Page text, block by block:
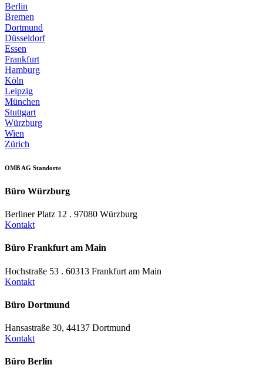
Berlin
Bremen
Dortmund
Düsseldorf
Essen
Frankfurt
Hamburg
Köln
Leipzig
München
Stuttgart
Würzburg
Wien
Zürich
OMB AG Standorte
Büro Würzburg
Berliner Platz 12 . 97080 Würzburg
Kontakt
Büro Frankfurt am Main
Hochstraße 53 . 60313 Frankfurt am Main
Kontakt
Büro Dortmund
Hansastraße 30, 44137 Dortmund
Kontakt
Büro Berlin